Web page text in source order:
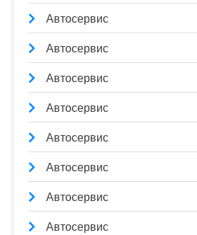
Автосервис
Автосервис
Автосервис
Автосервис
Автосервис
Автосервис
Автосервис
Автосервис